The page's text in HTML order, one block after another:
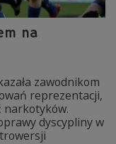
na
zawodnikom
reprezentacji,
narkotyków.
dyscypliny w